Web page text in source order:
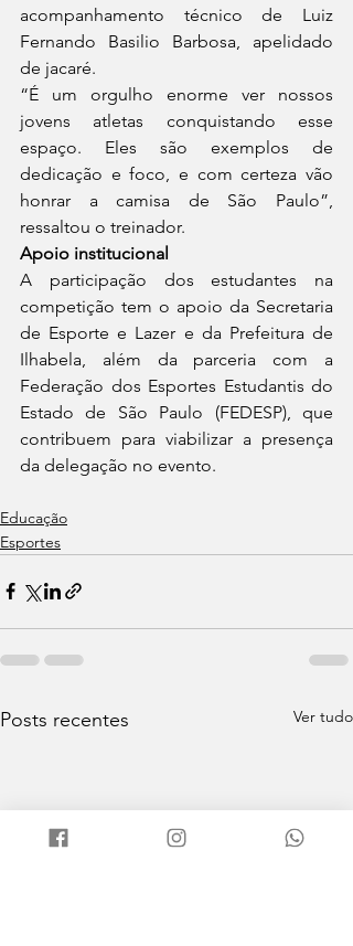
acompanhamento técnico de Luiz
Fernando Basilio Barbosa, apelidado
de jacaré.
“É um orgulho enorme ver nossos
jovens atletas conquistando esse
espaço. Eles são exemplos de
dedicação e foco, e com certeza vão
honrar a camisa de São Paulo”,
ressaltou o treinador.
Apoio institucional
A participação dos estudantes na
competição tem o apoio da Secretaria
de Esporte e Lazer e da Prefeitura de
Ilhabela, além da parceria com a
Federação dos Esportes Estudantis do
Estado de São Paulo (FEDESP), que
contribuem para viabilizar a presença
da delegação no evento.
Educação
Esportes
Posts recentes Ver tudo